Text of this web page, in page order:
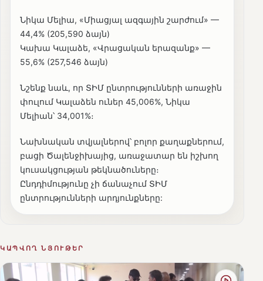
Նիկա Մելիա, «Միացյալ ազգային շարժում» —
44,4% (205,590 ձայն)
Կախա Կալաձե, «Վրացական երազանք» —
55,6% (257,546 ձայն)
Նշենք նաև, որ ՏԻՄ ընտրությունների առաջին
փուլում Կալաձեն ուներ 45,006%, Նիկա
Մելիան՝ 34,001%։
Նախնական տվյալներով՝ բոլոր քաղաքներում,
բացի Ծալենջիխայից, առաջատար են իշխող
կուսակցության թեկնածուները։
Ընդդիմությունը չի ճանաչում ՏԻՄ
ընտրությունների արդյունքները:
ԿԱՊՎՈՂ ՆՅՈՒԹԵՐ